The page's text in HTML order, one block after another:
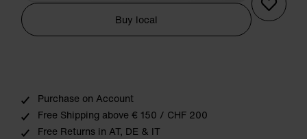
Buy local
Purchase on Account
Free Shipping above € 150 / CHF 200
Free Returns in AT, DE & IT